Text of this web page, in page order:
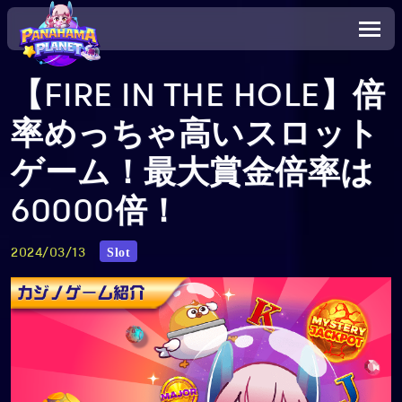
【FIRE IN THE HOLE】倍
率めっちゃ高いスロット
ゲーム！最大賞金倍率は
60000倍！
2024/03/13 Slot